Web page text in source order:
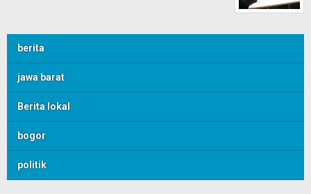
berita
jawa barat
Berita lokal
bogor
politik